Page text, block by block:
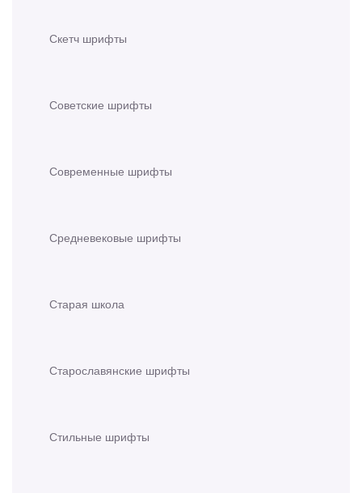
Скетч шрифты
Советские шрифты
Современные шрифты
Средневековые шрифты
Старая школа
Старославянские шрифты
Стильные шрифты